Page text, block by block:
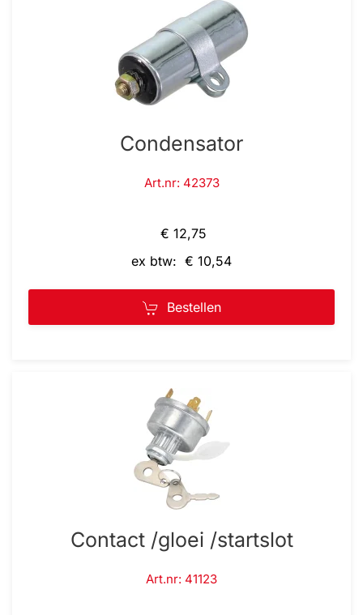
Condensator
Art.nr: 42373
€ 12,75
ex btw: € 10,54
Bestellen
Contact /gloei /startslot
Art.nr: 41123